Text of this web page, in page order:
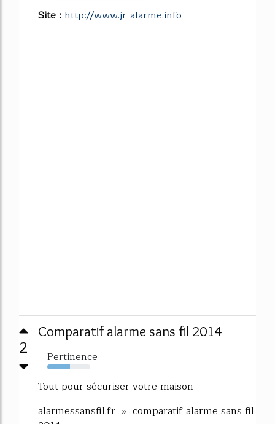
Site :http://www.jr-alarme.info
2
Comparatif alarme sans fil 2014
Pertinence
53%
Tout pour sécuriser votre maison
alarmessansfil.fr » comparatif alarme sans fil